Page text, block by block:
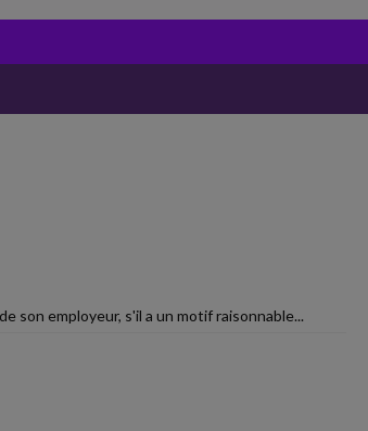
son employeur, s'il a un motif raisonnable...